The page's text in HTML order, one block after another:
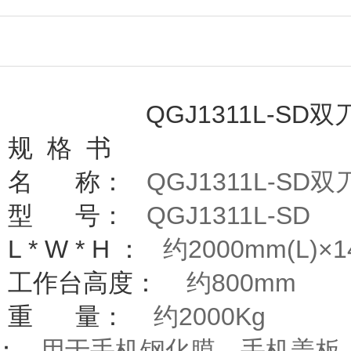
QGJ1311L-SD双
规 格 书
名
称： QGJ1311L-SD双
型
号：
QGJ1311L-SD
L * W * H
： 约
工作台高度：
约800mm
重
量： 约2000Kg